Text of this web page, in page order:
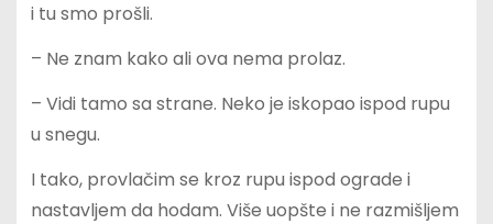
i tu smo prošli.
– Ne znam kako ali ova nema prolaz.
– Vidi tamo sa strane. Neko je iskopao ispod rupu
u snegu.
I tako, provlačim se kroz rupu ispod ograde i
nastavljem da hodam. Više uopšte i ne razmišljem